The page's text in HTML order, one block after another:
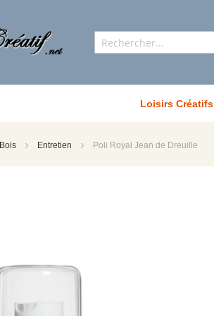
Loisirs Créatifs
Entretien Poli Royal Jean de Dreuille